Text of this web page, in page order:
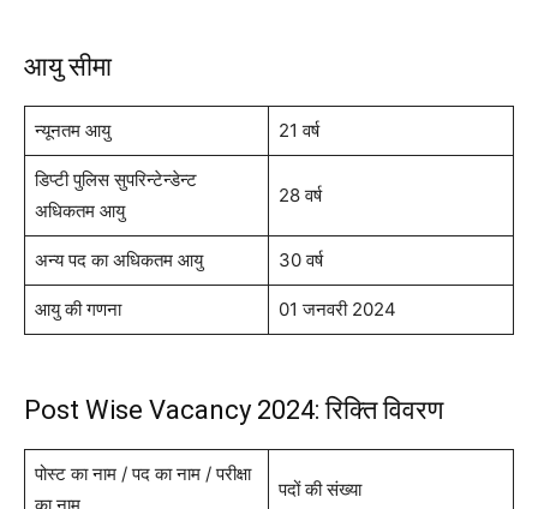
आयु सीमा
न्यूनतम आयु 21 वर्ष
डिप्टी पुलिस सुपरिन्टेन्डेन्ट
अधिकतम आयु
28 वर्ष
अन्य पद का अधिकतम आयु 30 वर्ष
आयु की गणना 01 जनवरी 2024
Post Wise Vacancy 2024: रिक्ति विवरण
पोस्ट का नाम / पद का नाम / परीक्षा
का नाम
पदों की संख्या